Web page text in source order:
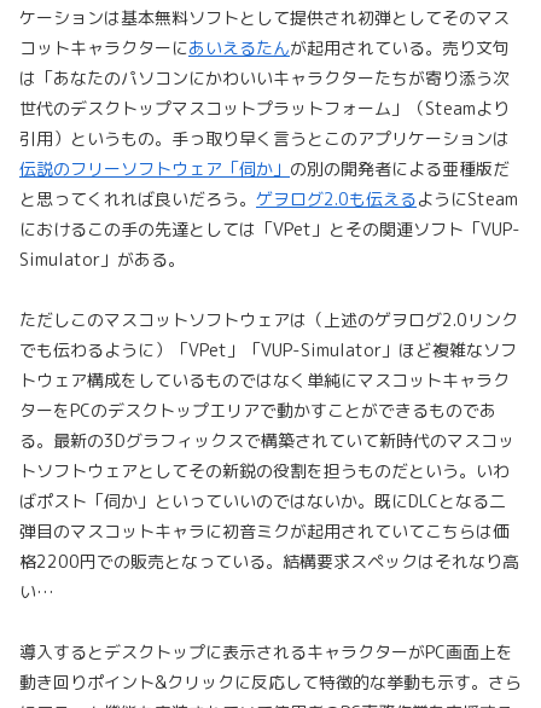
ケーションは基本無料ソフトとして提供され初弾としてそのマス
コットキャラクターにあいえるたんが起用されている。売り文句
は「あなたのパソコンにかわいいキャラクターたちが寄り添う次
世代のデスクトップマスコットプラットフォーム」（Steamより
引用）というもの。手っ取り早く言うとこのアプリケーションは
伝説のフリーソフトウェア「伺か」 の別の開発者による亜種版だ
と思ってくれれば良いだろう。 ゲヲログ2.0も伝えるようにSteam
におけるこの手の先達としては「VPet」とその関連ソフト「VUP-
Simulator」がある。
ただしこのマスコットソフトウェアは（上述のゲヲログ2.0リンク
でも伝わるように）「VPet」「VUP-Simulator」ほど複雑なソフ
トウェア構成をしているものではなく単純にマスコットキャラク
ターをPCのデスクトップエリアで動かすことができるものであ
る。最新の3Dグラフィックスで構築されていて新時代のマスコッ
トソフトウェアとしてその新鋭の役割を担うものだという。いわ
ばポスト「伺か」といっていいのではないか。既にDLCとなる二
弾目のマスコットキャラに初音ミクが起用されていてこちらは価
格2200円での販売となっている。結構要求スペックはそれなり高
い…
導入するとデスクトップに表示されるキャラクターがPC画面上を
動き回りポイント&クリックに反応して特徴的な挙動も示す。さら